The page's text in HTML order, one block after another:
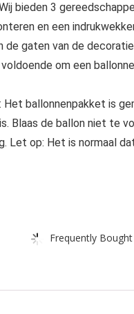
bieden 3
en een
de gaten van de
om een
ballonnenpakket is
Blaas de ballon niet te
Let op: Het is normaal
Frequently